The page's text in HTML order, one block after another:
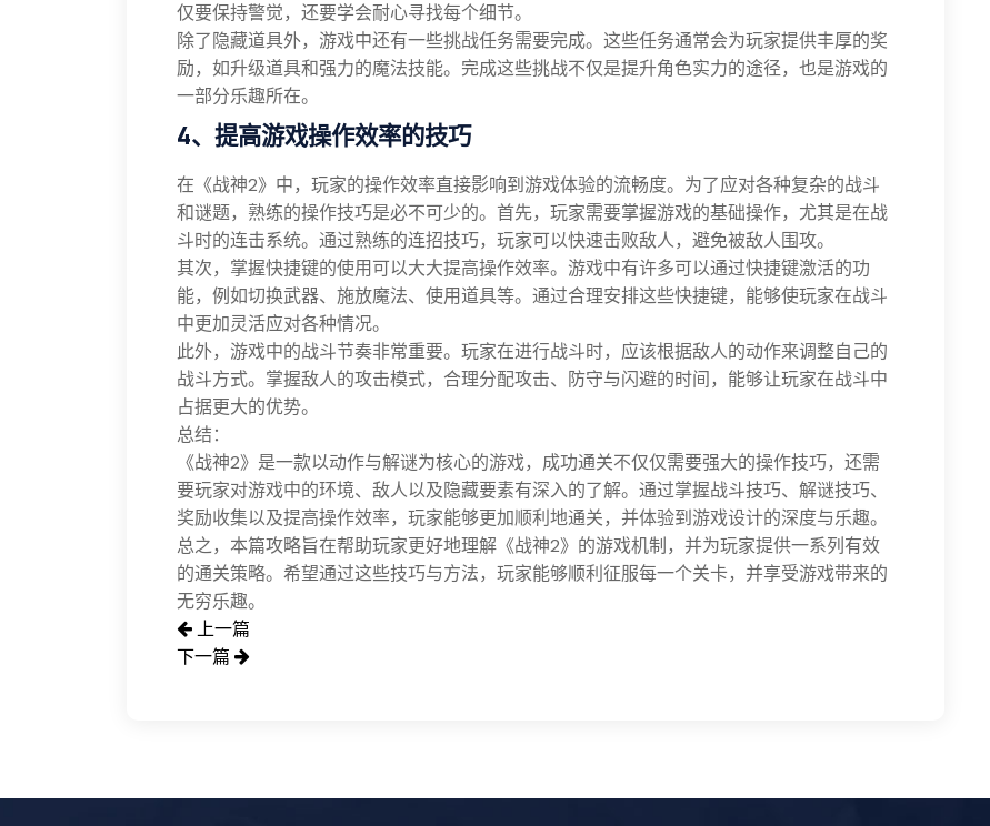
仅要保持警觉，还要学会耐心寻找每个细节。
除了隐藏道具外，游戏中还有一些挑战任务需要完成。这些任务通常会为玩家提供丰厚的奖
励，如升级道具和强力的魔法技能。完成这些挑战不仅是提升角色实力的途径，也是游戏的
一部分乐趣所在。
4、提高游戏操作效率的技巧
在《战神2》中，玩家的操作效率直接影响到游戏体验的流畅度。为了应对各种复杂的战斗
和谜题，熟练的操作技巧是必不可少的。首先，玩家需要掌握游戏的基础操作，尤其是在战
斗时的连击系统。通过熟练的连招技巧，玩家可以快速击败敌人，避免被敌人围攻。
其次，掌握快捷键的使用可以大大提高操作效率。游戏中有许多可以通过快捷键激活的功
能，例如切换武器、施放魔法、使用道具等。通过合理安排这些快捷键，能够使玩家在战斗
中更加灵活应对各种情况。
此外，游戏中的战斗节奏非常重要。玩家在进行战斗时，应该根据敌人的动作来调整自己的
战斗方式。掌握敌人的攻击模式，合理分配攻击、防守与闪避的时间，能够让玩家在战斗中
占据更大的优势。
总结：
《战神2》是一款以动作与解谜为核心的游戏，成功通关不仅仅需要强大的操作技巧，还需
要玩家对游戏中的环境、敌人以及隐藏要素有深入的了解。通过掌握战斗技巧、解谜技巧、
奖励收集以及提高操作效率，玩家能够更加顺利地通关，并体验到游戏设计的深度与乐趣。
总之，本篇攻略旨在帮助玩家更好地理解《战神2》的游戏机制，并为玩家提供一系列有效
的通关策略。希望通过这些技巧与方法，玩家能够顺利征服每一个关卡，并享受游戏带来的
无穷乐趣。
上一篇
下一篇